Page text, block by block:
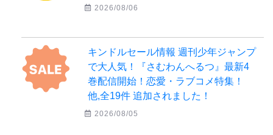
2026/08/06
キンドルセール情報 週刊少年ジャンプ
で大人気！『さむわんへるつ』最新4
巻配信開始！恋愛・ラブコメ特集！
他,全19件 追加されました！
2026/08/05